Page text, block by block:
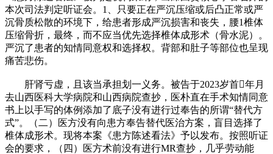
本次司法判定听证会。1、只要正在严沉压缩或后凸正常或严
沉骨质松散的环境下，给患者形成严沉损害和丧失，腰1椎体
压缩骨折，最终，而不应当优先选择椎体成形术（骨水泥）。
严沉了患者的知情同意权和选择权。背部和肚子等部位也呈现
痛苦悲伤。
肝肾亏虚，且该当承担划一义务。被告于2023岁首年月
去山西医科大学病院和山西病院查抄，医朴直在手术知情同意
书上以手写的体例添加了底子没有进行过奉告的所谓“替代方
式”。（二）医方没有向患方奉告替代医治方案，盲目选择了
椎体成形术。现将本案《患方陈述看法》予以发布。按照听证
会的要求，（四）医方术前没有进行MR查抄，几乎劳动能